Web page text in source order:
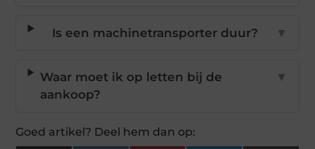
Is een machinetransporter duur? ▼
Waar moet ik op letten bij de
aankoop?
▼
Goed artikel? Deel hem dan op: